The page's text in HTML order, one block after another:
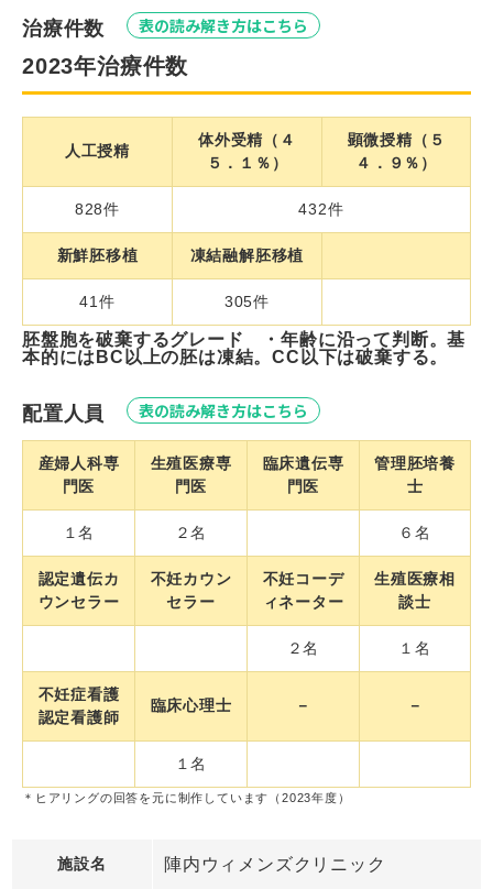
治療件数 表の読み解き方はこちら
2023年治療件数
人工授精
体外受精（４
５．１％）
顕微授精（５
４．９％）
828件 432件
新鮮胚移植 凍結融解胚移植
41件 305件
胚盤胞を破棄するグレード ・年齢に沿って判断。基
本的にはBC以上の胚は凍結。CC以下は破棄する。
配置人員 表の読み解き方はこちら
産婦人科専
門医
生殖医療専
門医
臨床遺伝専
門医
管理胚培養
士
１名 ２名 ６名
認定遺伝カ
ウンセラー
不妊カウン
セラー
不妊コーデ
ィネーター
生殖医療相
談士
２名 １名
不妊症看護
認定看護師
臨床心理士 － －
１名
＊ヒアリングの回答を元に制作しています（2023年度）
施設名 陣内ウィメンズクリニック